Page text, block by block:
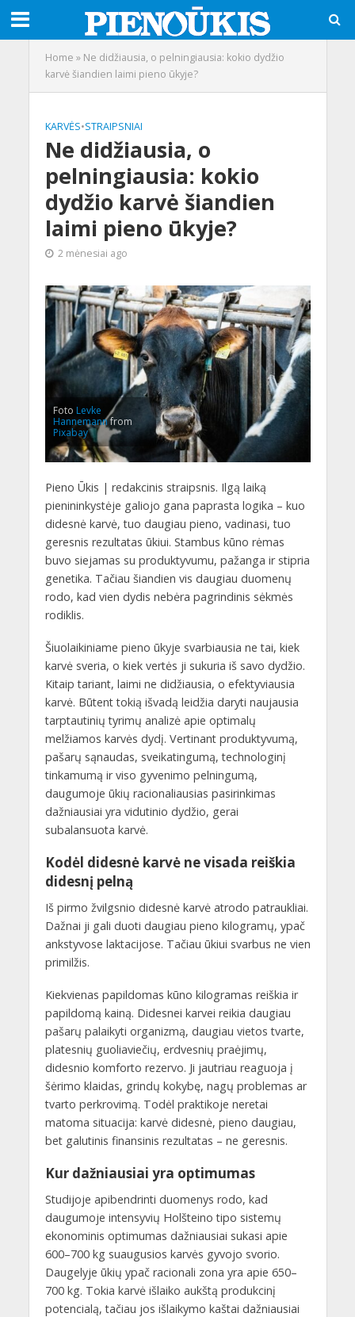
Home » Ne didžiausia, o pelningiausia: kokio dydžio
karvė šiandien laimi pieno ūkyje?
KARVĖS•STRAIPSNIAI
Ne didžiausia, o
pelningiausia: kokio
dydžio karvė šiandien
laimi pieno ūkyje?
2 mėnesiai ago
Foto Levke
Hannemannfrom
Pixabay
Pieno Ūkis | redakcinis straipsnis. Ilgą laiką
pienininkystėje galiojo gana paprasta logika – kuo
didesnė karvė, tuo daugiau pieno, vadinasi, tuo
geresnis rezultatas ūkiui. Stambus kūno rėmas
buvo siejamas su produktyvumu, pažanga ir stipria
genetika. Tačiau šiandien vis daugiau duomenų
rodo, kad vien dydis nebėra pagrindinis sėkmės
rodiklis.
Šiuolaikiniame pieno ūkyje svarbiausia ne tai, kiek
karvė sveria, o kiek vertės ji sukuria iš savo dydžio.
Kitaip tariant, laimi ne didžiausia, o efektyviausia
karvė. Būtent tokią išvadą leidžia daryti naujausia
tarptautinių tyrimų analizė apie optimalų
melžiamos karvės dydį. Vertinant produktyvumą,
pašarų sąnaudas, sveikatingumą, technologinį
tinkamumą ir viso gyvenimo pelningumą,
daugumoje ūkių racionaliausias pasirinkimas
dažniausiai yra vidutinio dydžio, gerai
subalansuota karvė.
Kodėl didesnė karvė ne visada reiškia
didesnį pelną
Iš pirmo žvilgsnio didesnė karvė atrodo patraukliai.
Dažnai ji gali duoti daugiau pieno kilogramų, ypač
ankstyvose laktacijose. Tačiau ūkiui svarbus ne vien
primilžis.
Kiekvienas papildomas kūno kilogramas reiškia ir
papildomą kainą. Didesnei karvei reikia daugiau
pašarų palaikyti organizmą, daugiau vietos tvarte,
platesnių guoliaviečių, erdvesnių praėjimų,
didesnio komforto rezervo. Ji jautriau reaguoja į
šėrimo klaidas, grindų kokybę, nagų problemas ar
tvarto perkrovimą. Todėl praktikoje neretai
matoma situacija: karvė didesnė, pieno daugiau,
bet galutinis finansinis rezultatas – ne geresnis.
Kur dažniausiai yra optimumas
Studijoje apibendrinti duomenys rodo, kad
daugumoje intensyvių Holšteino tipo sistemų
ekonominis optimumas dažniausiai sukasi apie
600–700 kg suaugusios karvės gyvojo svorio.
Daugelyje ūkių ypač racionali zona yra apie 650–
700 kg. Tokia karvė išlaiko aukštą produkcinį
potencialą, tačiau jos išlaikymo kaštai dažniausiai